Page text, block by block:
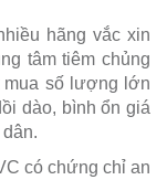
hãng vắc xin
tâm tiêm chủng
mua số lượng lớn
dào, bình ổn giá
có chứng chỉ an